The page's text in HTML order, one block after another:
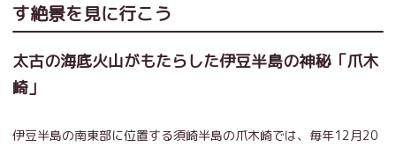
す絶景を見に行こう
太古の海底火山がもたらした伊豆半島の神秘「爪木
崎」
伊豆半島の南東部に位置する須崎半島の爪木崎では、毎年12月20